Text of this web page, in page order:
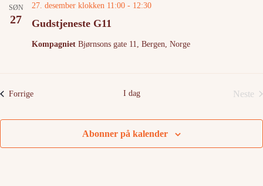
SØN
27 Gudstjeneste G11
27. desember klokken 11:00 - 12:30
Kompagniet Bjørnsons gate 11, Bergen, Norge
ForrigeArrangementer I dag
Neste
Abonner på kalender